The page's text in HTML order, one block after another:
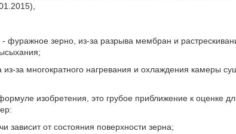
фуражное зерно, из-за разрыва мембран и
за многократного нагревания и охлаждения камеры
изобретения, это грубое приближение к оценке
зависит от состояния поверхности зерна;